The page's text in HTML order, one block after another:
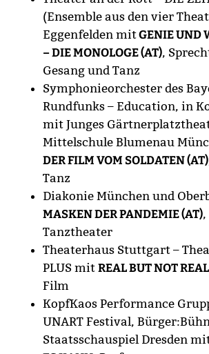
(Ensemble aus den vier
Eggenfelden mitGENIE UND
– DIE MONOLOGE (AT),
Gesang und Tanz
Symphonieorchester des
Rundfunks – Education, in
mit Junges
Mittelschule Blumenau
DER FILM VOM SOLDATEN (AT)
Tanz
Diakonie München und
MASKEN DER PANDEMIE (AT),
Tanztheater
Theaterhaus Stuttgart –
PLUS mit REAL BUT NOT REAL
Film
KopfKaos Performance
UNART Festival,
Staatsschauspiel Dresden